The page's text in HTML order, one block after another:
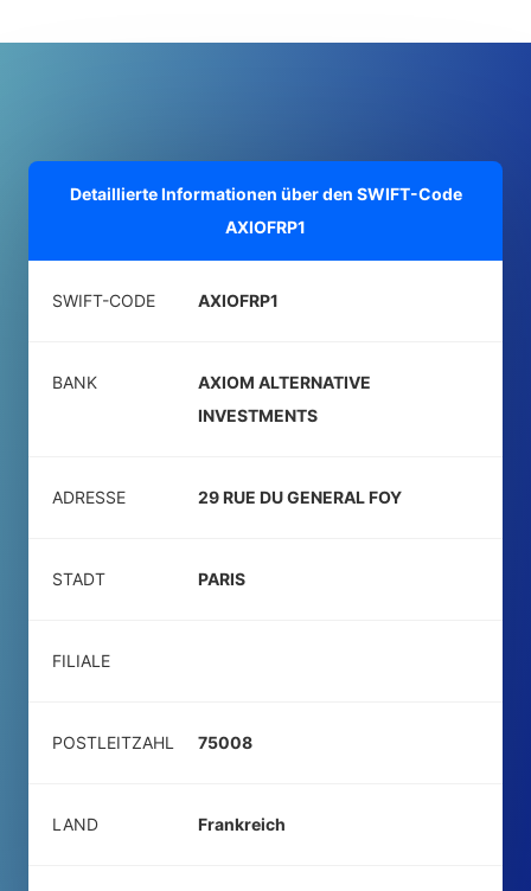
Detaillierte Informationen über den SWIFT-Code
AXIOFRP1
SWIFT-CODE AXIOFRP1
BANK
AXIOM ALTERNATIVE
INVESTMENTS
ADRESSE 29 RUE DU GENERAL FOY
STADT PARIS
FILIALE
POSTLEITZAHL 75008
LAND Frankreich